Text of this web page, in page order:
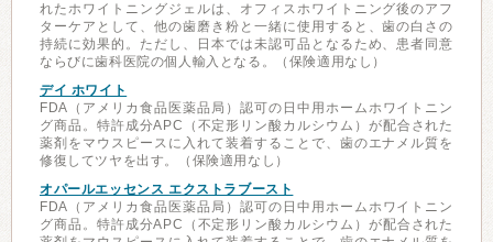
れたホワイトニングジェルは、オフィスホワイトニング後のアフ
ターケアとして、他の歯磨き粉と一緒に使用すると、歯の白さの
持続に効果的。ただし、日本では未認可品となるため、患者同意
ならびに歯科医院の個人輸入となる。（保険適用なし）
デイ ホワイト
FDA（アメリカ食品医薬品局）認可の日中用ホームホワイトニン
グ商品。特許成分APC（不定形リン酸カルシウム）が配合された
薬剤をマウスピースに入れて装着することで、歯のエナメル質を
修復してツヤを出す。（保険適用なし）
オパールエッセンス エクストラブースト
FDA（アメリカ食品医薬品局）認可の日中用ホームホワイトニン
グ商品。特許成分APC（不定形リン酸カルシウム）が配合された